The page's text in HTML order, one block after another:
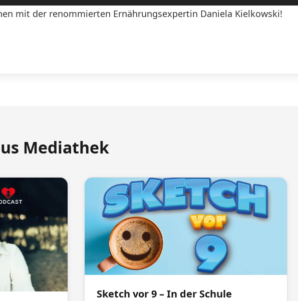
mit der renommierten Ernährungsexpertin Daniela Kielkowski!
Mediathek
Sketch vor 9 – In der Schule